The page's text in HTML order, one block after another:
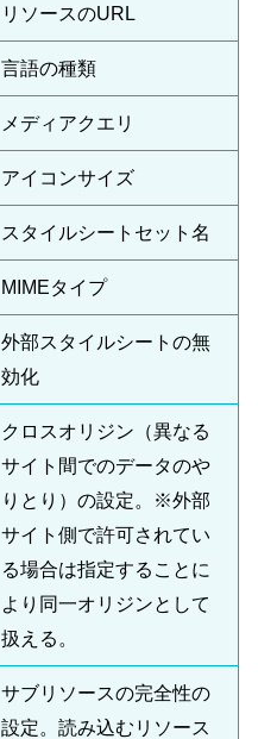
リソースのURL
言語の種類
メディアクエリ
アイコンサイズ
スタイルシートセット名
MIMEタイプ
外部スタイルシートの無
効化
クロスオリジン（異なる
サイト間でのデータのや
りとり）の設定。※外部
サイト側で許可されてい
る場合は指定することに
より同一オリジンとして
扱える。
サブリソースの完全性の
設定。読み込むリソース